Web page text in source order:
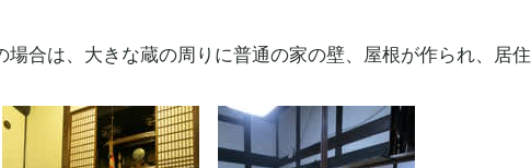
場合は、大きな蔵の周りに普通の家の壁、屋根が作られ、居住